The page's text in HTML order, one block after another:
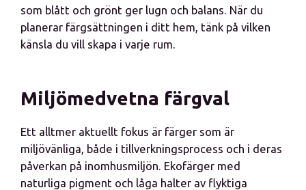
som blått och grönt ger lugn och balans. När du
planerar färgsättningen i ditt hem, tänk på vilken
känsla du vill skapa i varje rum.
Miljömedvetna färgval
Ett alltmer aktuellt fokus är färger som är
miljövänliga, både i tillverkningsprocess och i deras
påverkan på inomhusmiljön. Ekofärger med
naturliga pigment och låga halter av flyktiga